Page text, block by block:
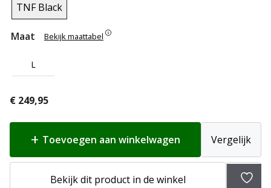
TNF Black
Maat Bekijk maattabel
L
€ 249,95
Toevoegen aan winkelwagen Vergelijk
Bekijk dit product in de winkel